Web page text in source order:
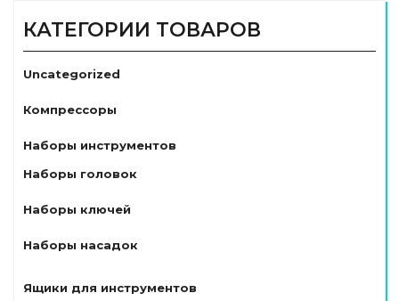
КАТЕГОРИИ ТОВАРОВ
Uncategorized
Компрессоры
Наборы инструментов
Наборы головок
Наборы ключей
Наборы насадок
Ящики для инструментов